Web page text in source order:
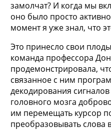
замолчат? И когда мы
оно было просто
момент я уже знал, что
Это принесло свои
команда профессора
продемонстрировала,
связанное с ним
декодирования
головного мозга
им перемещать курсор
преобразовывать слова